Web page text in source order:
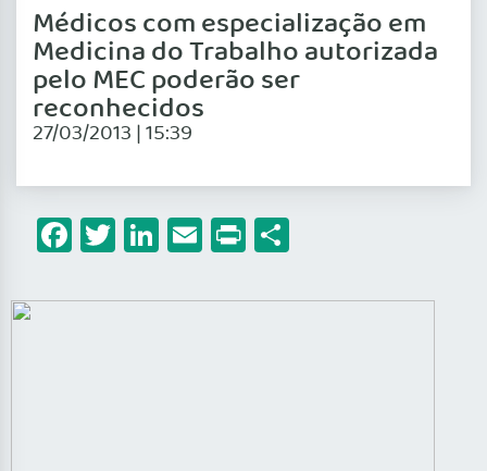
Médicos com especialização em
Medicina do Trabalho autorizada
pelo MEC poderão ser
reconhecidos
27/03/2013 | 15:39
Facebook
Twitter
LinkedIn
Email
Print